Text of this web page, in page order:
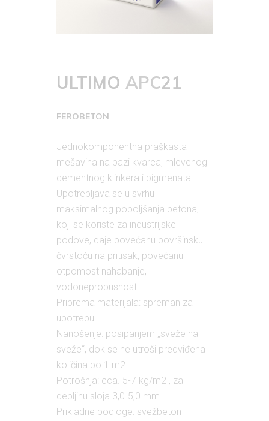
ULTIMO APC21
FEROBETON
Jednokomponentna praškasta
mešavina na bazi kvarca, mlevenog
cementnog klinkera i pigmenata.
Upotrebljava se u svrhu
maksimalnog poboljšanja betona,
koji se koriste za industrijske
podove, daje povećanu površinsku
čvrstoću na pritisak, povećanu
otpomost nahabanje,
vodonepropusnost.
Priprema materijala: spreman za
upotrebu.
Nanošenje: posipanjem „sveže na
sveže“, dok se ne utroši predviđena
količina po 1 m2 .
Potrošnja: cca. 5-7 kg/m2 , za
debljinu sloja 3,0-5,0 mm.
Prikladne podloge: svežbeton